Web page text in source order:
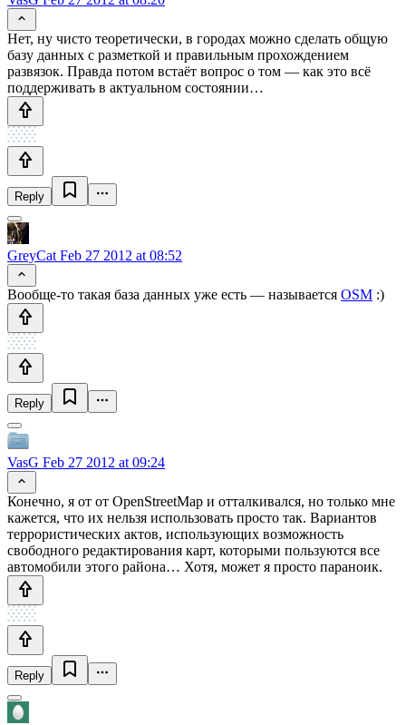
Нет, ну чисто теоретически, в городах можно сделать общую
базу данных с разметкой и правильным прохождением
развязок. Правда потом встаёт вопрос о том — как это всё
поддерживать в актуальном состоянии…
Reply
GreyCat Feb 27 2012 at 08:52
Вообще-то такая база данных уже есть — называется OSM :)
Reply
VasG Feb 27 2012 at 09:24
Конечно, я от от OpenStreetMap и отталкивался, но только мне
кажется, что их нельзя использовать просто так. Вариантов
террористических актов, использующих возможность
свободного редактирования карт, которыми пользуются все
автомобили этого района… Хотя, может я просто параноик.
Reply